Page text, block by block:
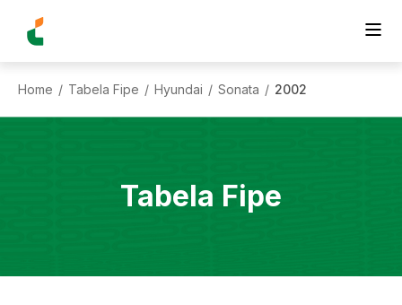
Home / Tabela Fipe / Hyundai / Sonata / 2002
Tabela Fipe